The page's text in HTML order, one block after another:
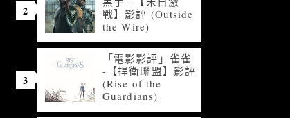
戰】影評 (Outside
the Wire)
「電影影評」雀雀
-【捍衛聯盟】影評
(Rise of the
Guardians)